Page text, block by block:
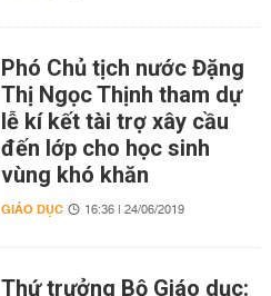
Phó Chủ tịch nước Đặng
Thị Ngọc Thịnh tham dự
lễ kí kết tài trợ xây cầu
đến lớp cho học sinh
vùng khó khăn
GIÁO DỤC 16:36 | 24/06/2019
Thứ trưởng Bộ Giáo dục: